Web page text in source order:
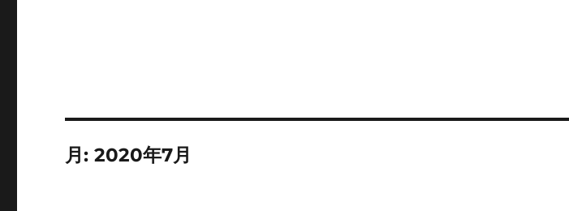
月:2020年7月